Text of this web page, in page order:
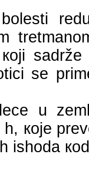
sе
u
које
ishоdа